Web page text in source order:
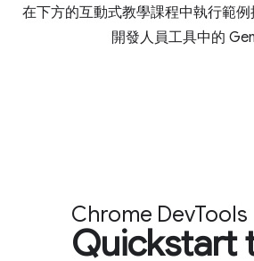
在下方的互動式教學課程中執行範
開發人員工具中的